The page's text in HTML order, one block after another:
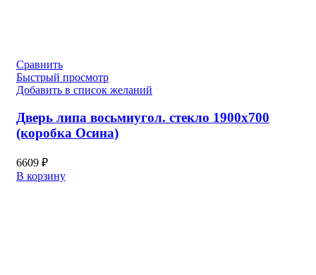
Сравнить
Быстрый просмотр
Добавить в список желаний
Дверь липа восьмиугол. стекло 1900х700
(коробка Осина)
6609 ₽
В корзину